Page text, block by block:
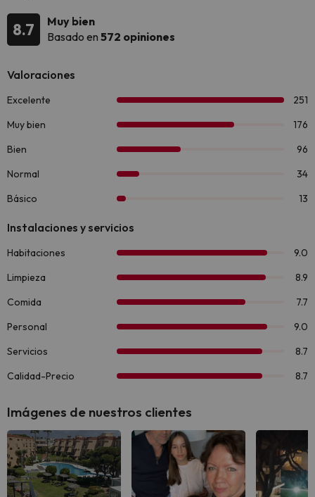
8.7
Muy bien
Basado en 572 opiniones
Imágenes de nuestros clientes